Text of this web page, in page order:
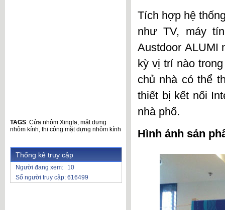
TAGS: Cửa nhôm Xingfa, mặt dựng
nhôm kính, thi công mặt dựng nhôm kính
Thống kê truy cập
Người đang xem:
10
Số người truy cập: 616499
Tích hợp hệ
như TV, máy
Austdoor ALUMI
kỳ vị trí nào
chủ nhà có thể
thiết bị kết nối
nhà phố.
Hình ảnh sản